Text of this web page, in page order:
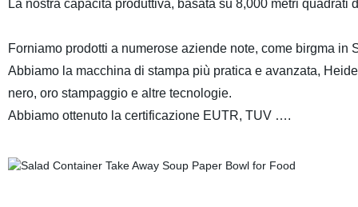
La nostra capacità produttiva, basata su 8,000 metri
Forniamo prodotti a numerose aziende note, come birgma
Abbiamo la macchina di stampa più pratica e avanzata,
nero, oro stampaggio e altre tecnologie.
Abbiamo ottenuto la certificazione EUTR, TUV ….